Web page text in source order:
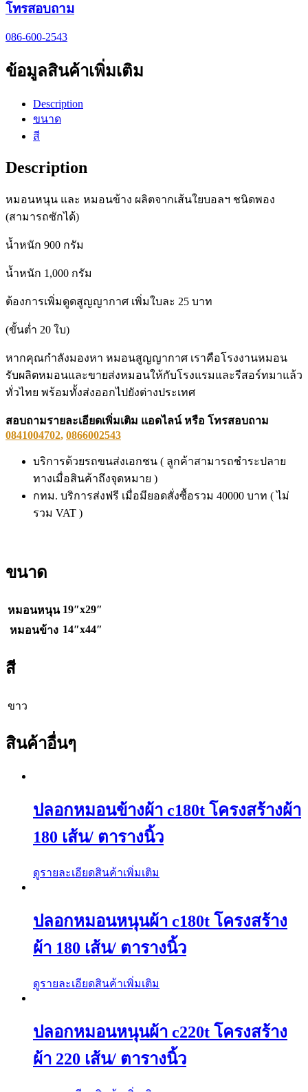
โทรสอบถาม
086-600-2543
ข้อมูลสินค้าเพิ่มเติม
Description
ขนาด
สี
Description
หมอนหนุน และ หมอนข้าง ผลิตจากเส้นใยบอลฯ ชนิดพอง
(สามารถซักได้)
น้ำหนัก 900 กรัม
น้ำหนัก 1,000 กรัม
ต้องการเพิ่มดูดสูญญากาศ เพิ่มใบละ 25 บาท
(ขั้นต่ำ 20 ใบ)
หากคุณกำลังมองหา หมอนสูญญากาศ เราคือโรงงานหมอน
รับผลิตหมอนและขายส่งหมอนให้กับโรงแรมและรีสอร์ทมาแล้ว
ทั่วไทย พร้อมทั้งส่งออกไปยังต่างประเทศ
สอบถามรายละเอียดเพิ่มเติม แอดไลน์ หรือ โทรสอบถาม
0841004702, 0866002543
บริการด้วยรถขนส่งเอกชน ( ลูกค้าสามารถชำระปลาย
ทางเมื่อสินค้าถึงจุดหมาย )
กทม. บริการส่งฟรี เมื่อมียอดสั่งซื้อรวม 40000 บาท ( ไม่
รวม VAT )
ขนาด
หมอนหนุน 19″x29″
หมอนข้าง 14″x44″
สี
ขาว
สินค้าอื่นๆ
ปลอกหมอนข้างผ้า c180t โครงสร้างผ้า
180 เส้น/ ตารางนิ้ว
ดูรายละเอียดสินค้าเพิ่มเติม
ปลอกหมอนหนุนผ้า c180t โครงสร้าง
ผ้า 180 เส้น/ ตารางนิ้ว
ดูรายละเอียดสินค้าเพิ่มเติม
ปลอกหมอนหนุนผ้า c220t โครงสร้าง
ผ้า 220 เส้น/ ตารางนิ้ว